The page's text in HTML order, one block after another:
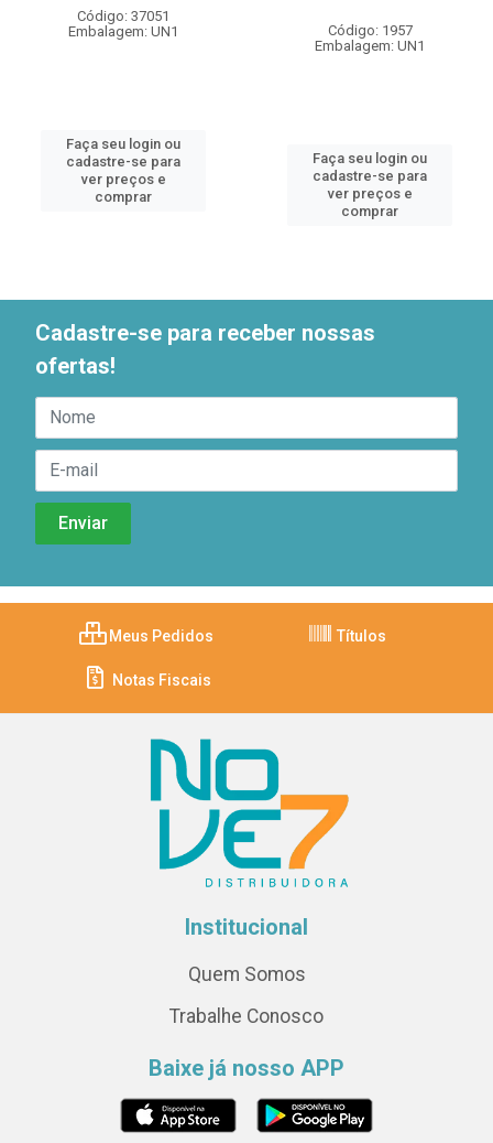
Código: 37051
Embalagem: UN1
Faça seu login ou
cadastre-se para
ver preços e
comprar
Código: 1957
Embalagem: UN1
Faça seu login ou
cadastre-se para
ver preços e
comprar
Cadastre-se para receber nossas
ofertas!
Meus Pedidos Títulos
Notas Fiscais
Institucional
Quem Somos
Trabalhe Conosco
Baixe já nosso APP